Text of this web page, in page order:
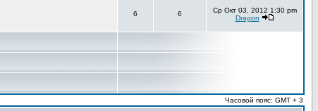
6 6
Ср Окт 03, 2012 1:30 pm
Dragon
Часовой пояс: GMT + 3